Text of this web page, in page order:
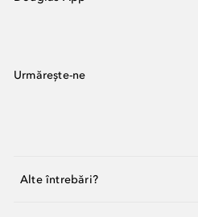
Urmărește-ne
Alte întrebări?